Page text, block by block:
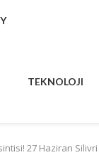
TEKNOLOJI
27 Haziran